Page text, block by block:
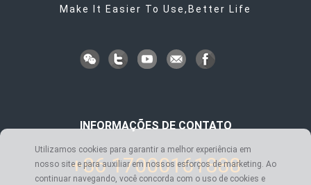
Make It Easier To Use,Better Life
INFORMAÇÕES DE CONTATO
+86 17000161888
Utilizamos cookies para garantir a melhor experiência em
nosso site e para auxiliar em nossos esforços de marketing. Ao
continuar navegando, você concorda com o uso de cookies e